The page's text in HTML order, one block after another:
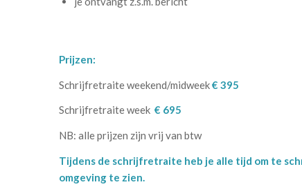
Prijzen:
Schrijfretraite weekend/midweek€ 395
Schrijfretraite week€ 695
NB: alle prijzen zijn vrij van btw
Tijdens de schrijfretraite heb je alle tijd om te
omgeving te zien.